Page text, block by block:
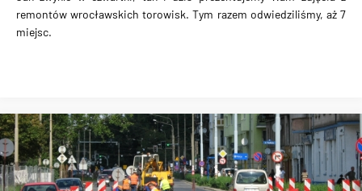
remontów wrocławskich torowisk. Tym razem odwiedziliśmy, aż 7
miejsc.